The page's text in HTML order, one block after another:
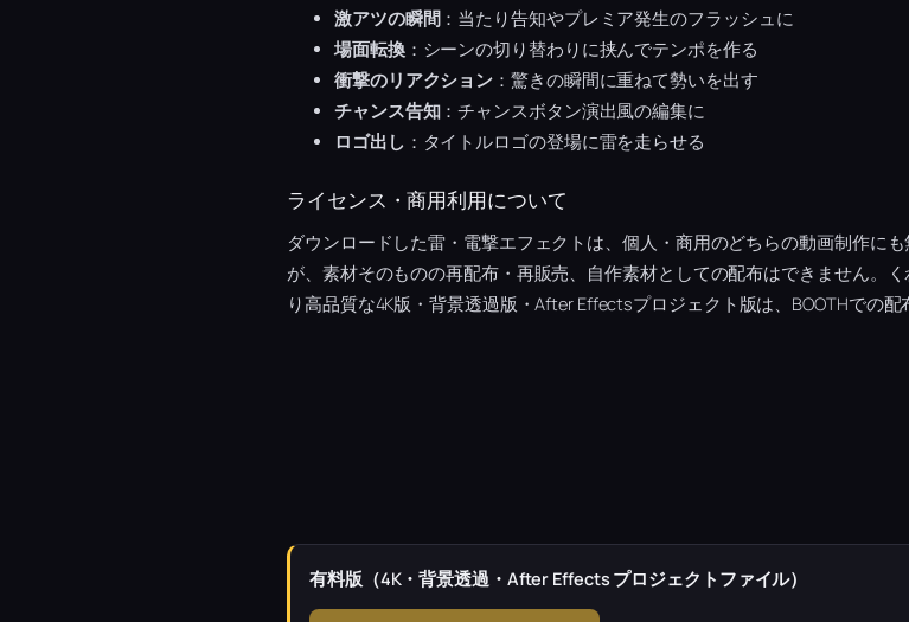
激アツの瞬間：当たり告知やプレミア発生のフラッシュに
場面転換：シーンの切り替わりに挟んでテンポを作る
衝撃のリアクション ：驚きの瞬間に重ねて勢いを出す
チャンス告知：チャンスボタン演出風の編集に
ロゴ出し ：タイトルロゴの登場に雷を走らせる
ライセンス・商用利用について
ダウンロードした雷・電撃エフェクトは、個人・商用のどちらの動画制作に
が、素材そのものの再配布・再販売、自作素材としての配布はできません。
り高品質な4K版・背景透過版・After Effectsプロジェクト版は、BOOTHでの配
有料版（4K・背景透過・After Effects プロジェクトファイル）